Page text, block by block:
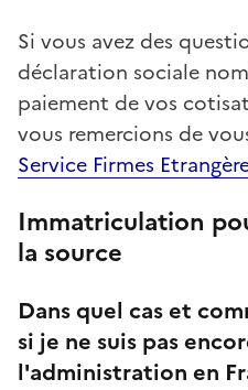
Si vous avez des
déclaration sociale
paiement de vos
vous remercions de
Service Firmes
Immatriculation
la source
Dans quel cas et
si je ne suis pas
l'administration en